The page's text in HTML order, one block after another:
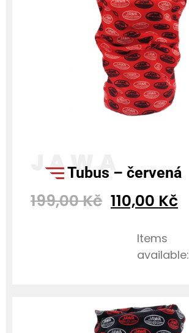
tubus – červená
199,00Kč 110,00 Kč
Items
available: